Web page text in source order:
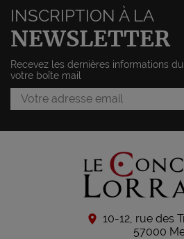
INSCRIPTION À LA
NEWSLETTER
Recevez les dernières informations
votre boîte mail
10-12, rue des
57000